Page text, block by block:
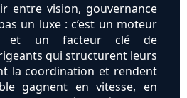
entre vision, gouvernance
un luxe : c’est un moteur
et un facteur clé de
qui structurent leurs
la coordination et rendent
gagnent en vitesse, en